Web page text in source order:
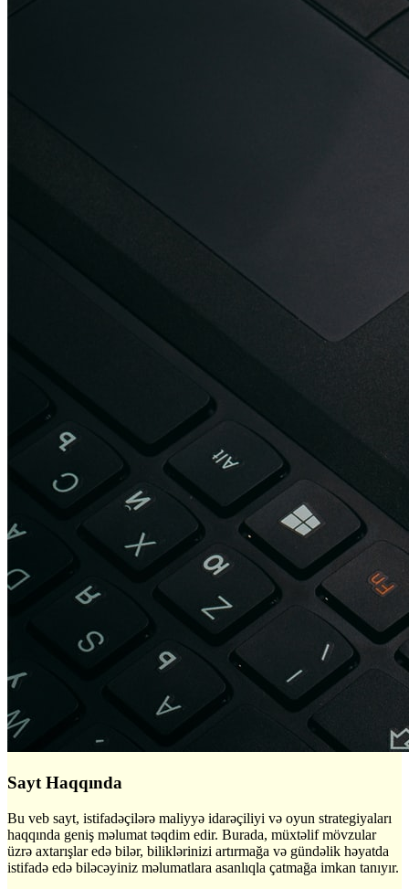
Sayt Haqqında
Bu veb sayt, istifadəçilərə maliyyə idarəçiliyi və oyun strategiyaları
haqqında geniş məlumat təqdim edir. Burada, müxtəlif mövzular
üzrə axtarışlar edə bilər, biliklərinizi artırmağa və gündəlik həyatda
istifadə edə biləcəyiniz məlumatlara asanlıqla çatmağa imkan tanıyır.